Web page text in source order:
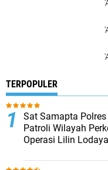
TERPOPULER
Sat Samapta
Patroli Wilayah
Operasi Lilin